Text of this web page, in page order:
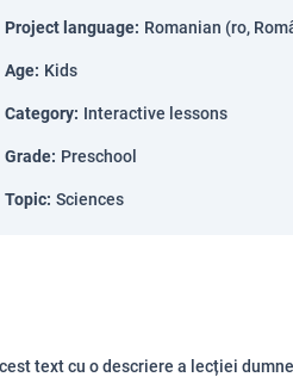
Project language: Romanian (ro,
Age: Kids
Category: Interactive lessons
Grade: Preschool
Topic: Sciences
text cu o descriere a lecției